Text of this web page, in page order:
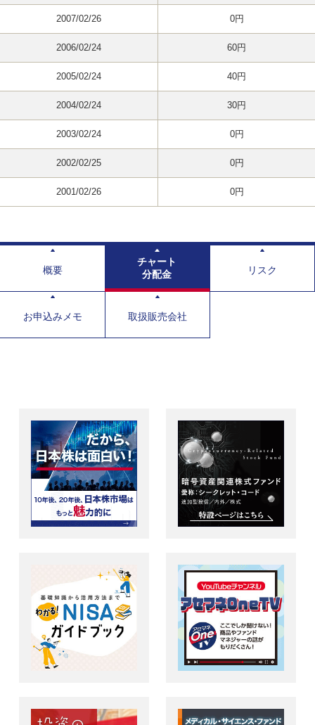
2007/02/26 0円
2006/02/24 60円
2005/02/24 40円
2004/02/24 30円
2003/02/24 0円
2002/02/25 0円
2001/02/26 0円
概要
チャート
分配金
リスク
お申込みメモ 取扱販売会社